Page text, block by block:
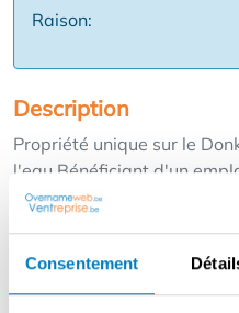
Consentement
Raison:
Description
Propriété unique sur le
l'eau Bénéficiant d'un
Donk, cette propriété de
affaires se conjuguent de
un espace commercial
complété par trois unités
rez-de-chaussée et un